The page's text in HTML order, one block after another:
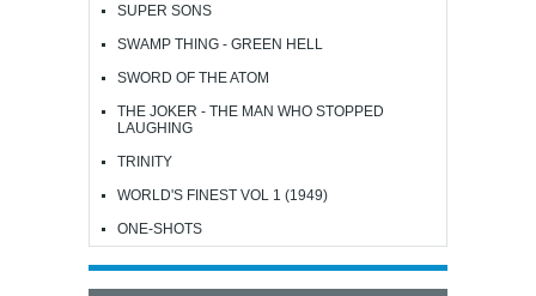
SUPER SONS
SWAMP THING - GREEN HELL
SWORD OF THE ATOM
THE JOKER - THE MAN WHO STOPPED
LAUGHING
TRINITY
WORLD'S FINEST VOL 1 (1949)
ONE-SHOTS